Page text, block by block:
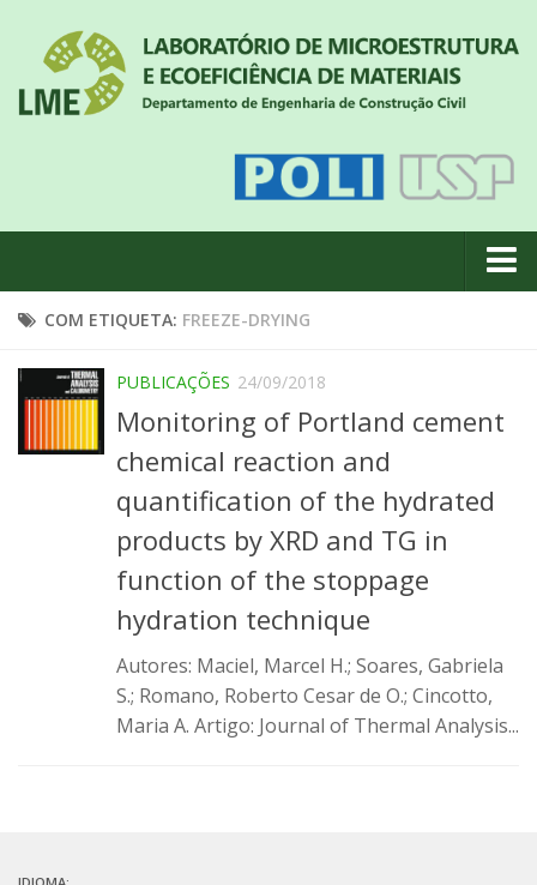
Quem somos
Geral
Projetos de pesquisa
Infraestrutura
Materiais cimentícios ecoeficientes
Ecologia Industrial na Construção Civil
Resíduos como matérias-primas
COM ETIQUETA: FREEZE-DRYING
PUBLICAÇÕES 24/09/2018
Monitoring of Portland cement
chemical reaction and
quantification of the hydrated
products by XRD and TG in
function of the stoppage
hydration technique
Autores: Maciel, Marcel H.; Soares, Gabriela
S.; Romano, Roberto Cesar de O.; Cincotto,
Maria A. Artigo: Journal of Thermal Analysis...